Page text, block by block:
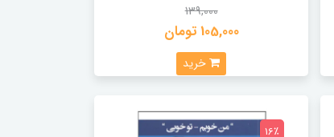
139,000
105,000 تومان
خرید
16٪